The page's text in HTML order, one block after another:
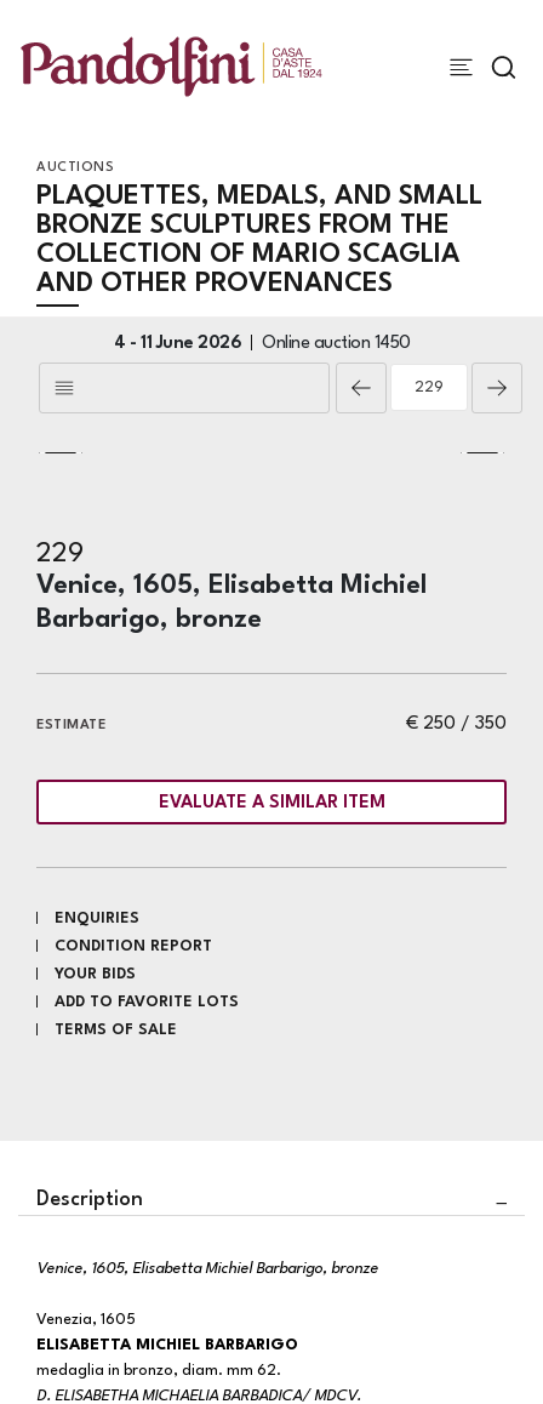
AUCTIONS
PLAQUETTES, MEDALS, AND SMALL
BRONZE SCULPTURES FROM THE
COLLECTION OF MARIO SCAGLIA
AND OTHER PROVENANCES
4 -11 June 2026 Online auction 1450
229
Venice, 1605, Elisabetta Michiel
Barbarigo, bronze
€ 250 / 350
ESTIMATE
EVALUATE A SIMILAR ITEM
ENQUIRIES
CONDITION REPORT
YOUR BIDS
ADD TO FAVORITE LOTS
TERMS OF SALE
Description
Venice, 1605, Elisabetta Michiel Barbarigo, bronze
Venezia, 1605
ELISABETTA MICHIEL BARBARIGO
medaglia in bronzo, diam. mm 62.
D. ELISABETHA MICHAELIA BARBADICA/ MDCV.